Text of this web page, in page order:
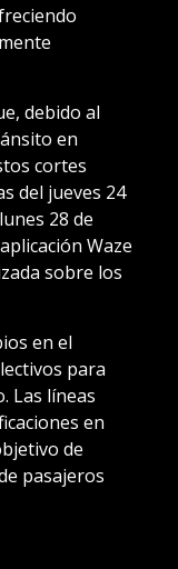
debido al
en
cortes
del jueves 24
28 de
Waze
sobre los
en el
para
Las líneas
en
de
pasajeros